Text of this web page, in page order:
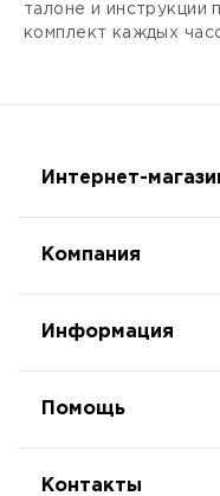
талоне и инструкции
комплект каждых
Интернет-
Компания
Информация
Помощь
Контакты